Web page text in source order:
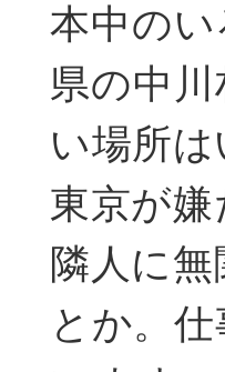
本中の
県の中
い場所
東京が
隣人に
とか。